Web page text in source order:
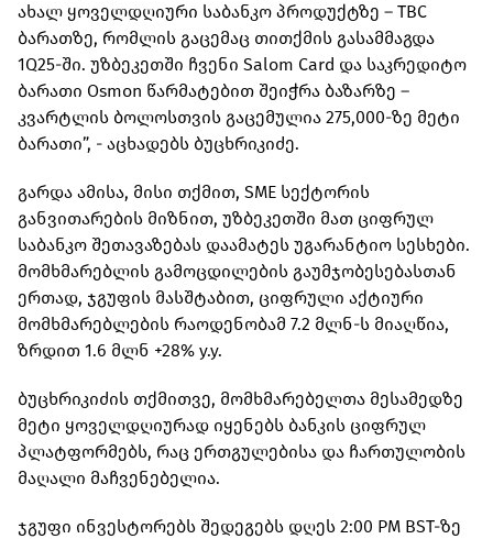
ახალ ყოველდღიური საბანკო პროდუქტზე – TBC
ბარათზე, რომლის გაცემაც თითქმის გასამმაგდა
1Q25-ში. უზბეკეთში ჩვენი Salom Card და საკრედიტო
ბარათი Osmon წარმატებით შეიჭრა ბაზარზე –
კვარტლის ბოლოსთვის გაცემულია 275,000-ზე მეტი
ბარათი”, - აცხადებს ბუცხრიკიძე.
გარდა ამისა, მისი თქმით, SME სექტორის
განვითარების მიზნით, უზბეკეთში მათ ციფრულ
საბანკო შეთავაზებას დაამატეს უგარანტიო სესხები.
მომხმარებლის გამოცდილების გაუმჯობესებასთან
ერთად, ჯგუფის მასშტაბით, ციფრული აქტიური
მომხმარებლების რაოდენობამ 7.2 მლნ-ს მიაღწია,
ზრდით 1.6 მლნ +28% y.y.
ბუცხრიკიძის თქმითვე, მომხმარებელთა მესამედზე
მეტი ყოველდღიურად იყენებს ბანკის ციფრულ
პლატფორმებს, რაც ერთგულებისა და ჩართულობის
მაღალი მაჩვენებელია.
ჯგუფი ინვესტორებს შედეგებს დღეს 2:00 PM BST-ზე